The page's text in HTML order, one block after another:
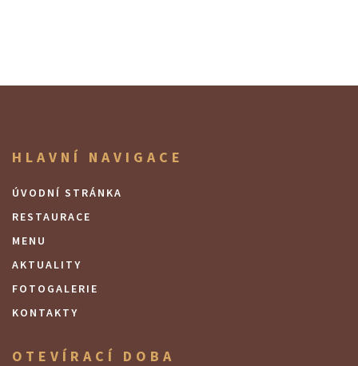
HLAVNÍ NAVIGACE
ÚVODNÍ STRÁNKA
RESTAURACE
MENU
AKTUALITY
FOTOGALERIE
KONTAKTY
OTEVÍRACÍ DOBA